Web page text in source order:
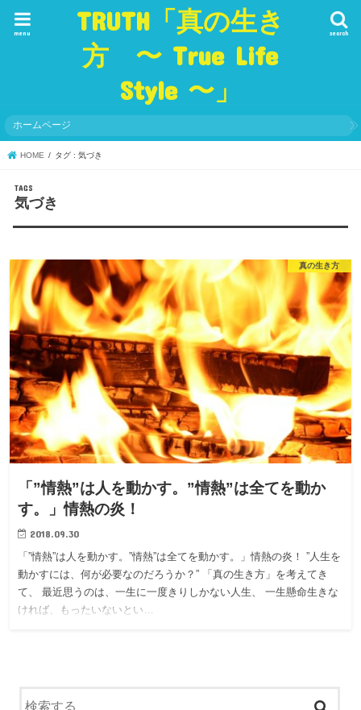
TRUTH「真の生き
方 〜 True Life
Style 〜」
search
menu
ホームページ
HOME タグ : 気づき
気づき
真の生き方
「”情熱”は人を動かす。”情熱”は全てを動か
す。」情熱の炎！
2018.09.30
「”情熱”は人を動かす。”情熱”は全てを動かす。」情熱の炎！ ”人生を
動かすには、何が必要なのだろうか？” 「真の生き方」を考えてき
て、 最近思うのは、一生に一度きりしかない人生、 一生懸命生きな
ければ、もったいないとい…